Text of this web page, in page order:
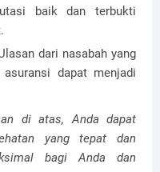
baik dan terbukti
dari nasabah yang
asuransi dapat menjadi
di atas, Anda dapat
yang tepat dan
bagi Anda dan